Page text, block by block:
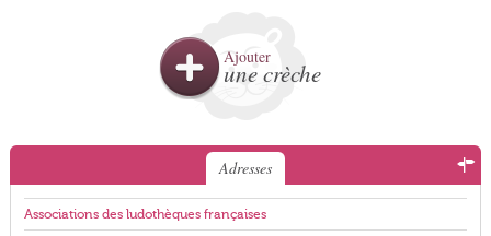
Ajouter
une crèche
Adresses
Associations des ludothèques françaises